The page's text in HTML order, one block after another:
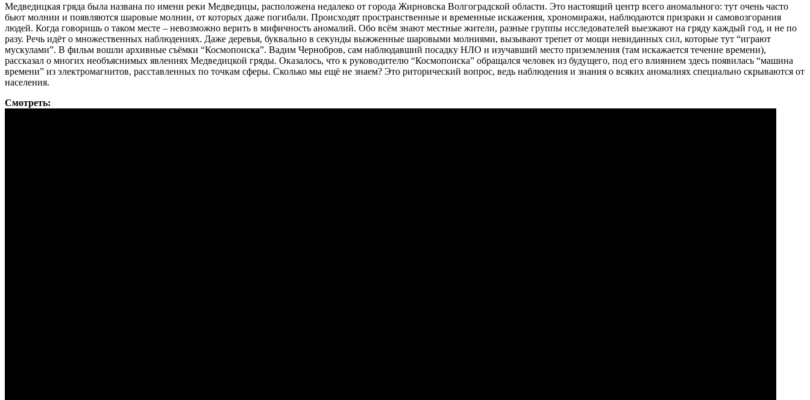
Медведицкая гряда была названа по имени реки Медведицы, расположена недалеко от города Жирновска Волгоградской области. Это настоящий центр всего аномального: тут очень часто
бьют молнии и появляются шаровые молнии, от которых даже погибали. Происходят пространственные и временные искажения, хрономиражи, наблюдаются призраки и самовозгорания
людей. Когда говоришь о таком месте – невозможно верить в мифичность аномалий. Обо всём знают местные жители, разные группы исследователей выезжают на гряду каждый год, и не по
разу. Речь идёт о множественных наблюдениях. Даже деревья, буквально в секунды выжженные шаровыми молниями, вызывают трепет от мощи невиданных сил, которые тут “играют
мускулами”. В фильм вошли архивные съёмки “Космопоиска”. Вадим Чернобров, сам наблюдавший посадку НЛО и изучавший место приземления (там искажается течение времени),
рассказал о многих необъяснимых явлениях Медведицкой гряды. Оказалось, что к руководителю “Космопоиска” обращался человек из будущего, под его влиянием здесь появилась “машина
времени” из электромагнитов, расставленных по точкам сферы. Сколько мы ещё не знаем? Это риторический вопрос, ведь наблюдения и знания о всяких аномалиях специально скрываются от
населения.
Смотреть: